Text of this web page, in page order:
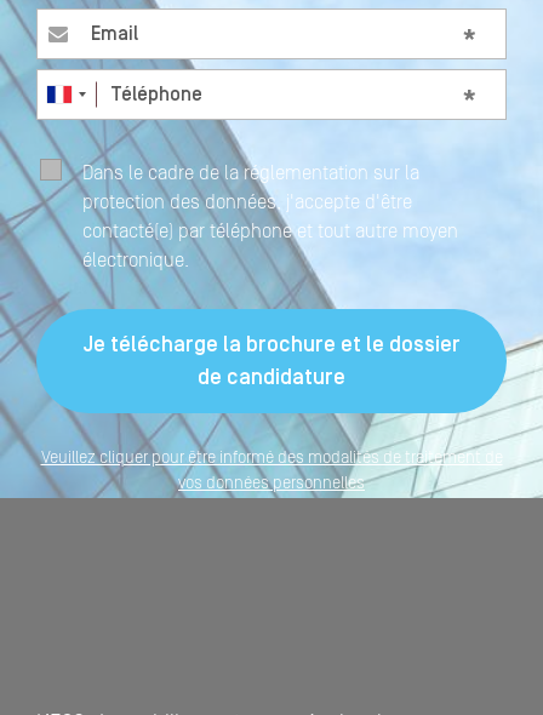
Email *
Téléphone*
Dans le cadre de la réglementation sur la
protection des données, j'accepte d'être
contacté(e) par téléphone et tout autre moyen
électronique.
Veuillez cliquer pour être informé des modalités de traitement de
vos données personnelles